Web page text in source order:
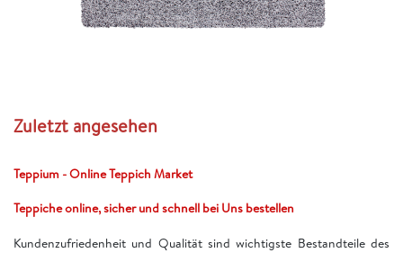
Zuletzt angesehen
Teppium - Online Teppich Market
Teppiche online, sicher und schnell bei Uns bestellen
Kundenzufriedenheit und Qualität sind wichtigste Bestandteile des